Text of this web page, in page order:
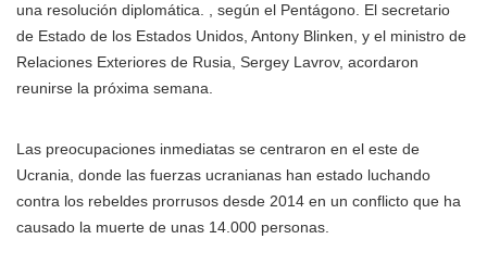
una resolución diplomática. , según el Pentágono. El secretario
de Estado de los Estados Unidos, Antony Blinken, y el ministro de
Relaciones Exteriores de Rusia, Sergey Lavrov, acordaron
reunirse la próxima semana.
Las preocupaciones inmediatas se centraron en el este de
Ucrania, donde las fuerzas ucranianas han estado luchando
contra los rebeldes prorrusos desde 2014 en un conflicto que ha
causado la muerte de unas 14.000 personas.